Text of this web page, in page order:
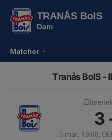
Matcher
TRANÅS BoIS
Dam
Tranås BoIS -
3
5 mar, 19:00,